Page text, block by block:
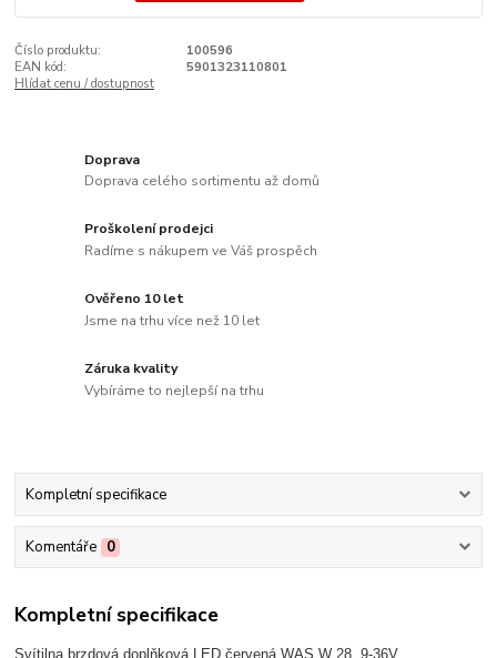
Číslo produktu:
100596
EAN kód:
5901323110801
Hlídat cenu / dostupnost
Doprava
Doprava celého sortimentu až domů
Proškolení prodejci
Radíme s nákupem ve Váš prospěch
Ověřeno 10 let
Jsme na trhu více než 10 let
Záruka kvality
Vybíráme to nejlepší na trhu
Kompletní specifikace
Komentáře 0
Kompletní specifikace
Svítilna brzdová doplňková LED červená WAS W 28, 9-36V